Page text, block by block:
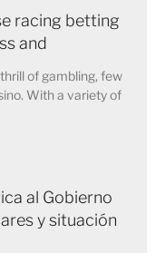
racing betting
and
of gambling, few
With a variety of
al Gobierno
y situación